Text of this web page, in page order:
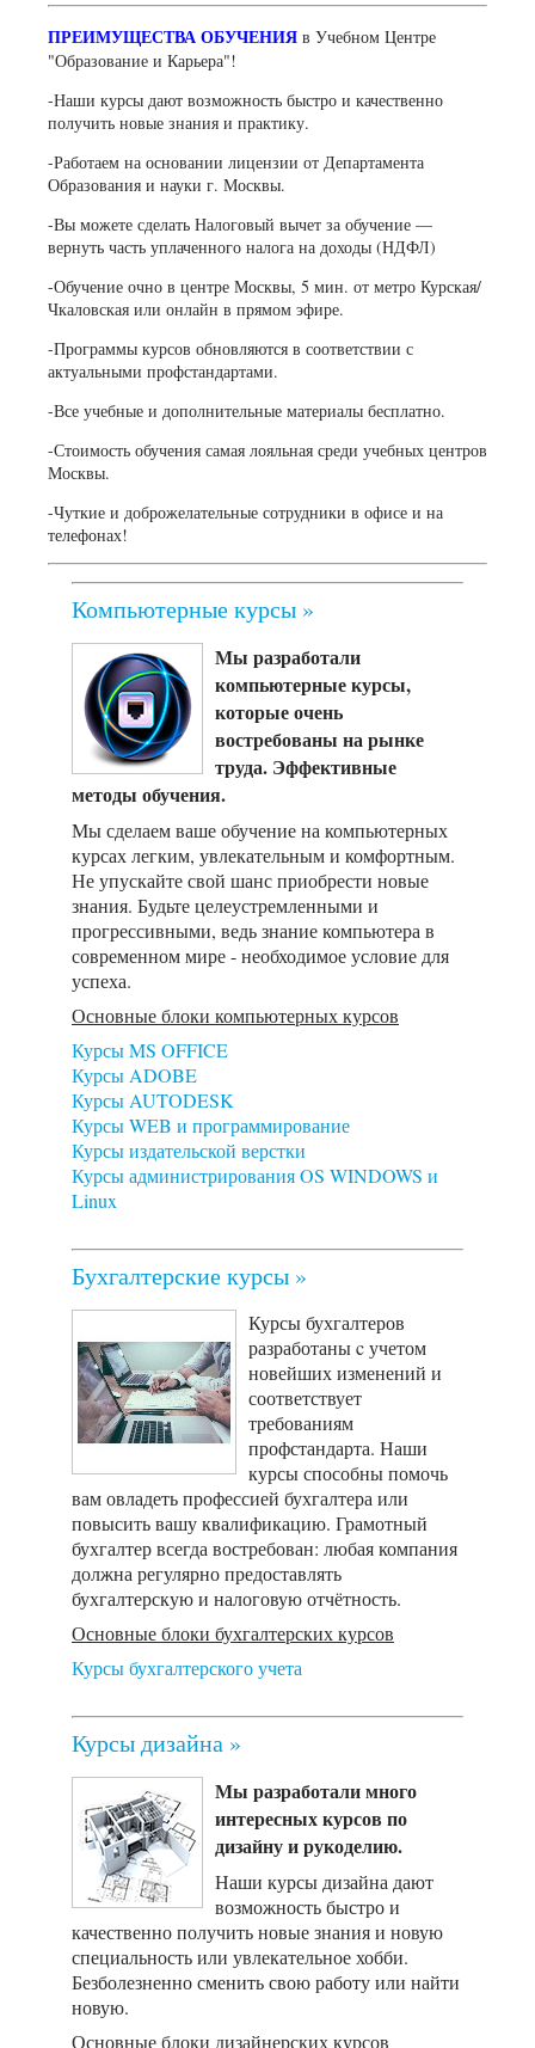
ПРЕИМУЩЕСТВА ОБУЧЕНИЯ в Учебном Центре
"Образование и Карьера"!
-Наши курсы дают возможность быстро и качественно
получить новые знания и практику.
-Работаем на основании лицензии от Департамента
Образования и науки г. Москвы.
-Вы можете сделать Налоговый вычет за обучение —
вернуть часть уплаченного налога на доходы (НДФЛ)
-Обучение очно в центре Москвы, 5 мин. от метро Курская/
Чкаловская или онлайн в прямом эфире.
-Программы курсов обновляются в соответствии с
актуальными профстандартами.
-Все учебные и дополнительные материалы бесплатно.
-Стоимость обучения самая лояльная среди учебных центров
Москвы.
-Чуткие и доброжелательные сотрудники в офисе и на
телефонах!
Компьютерные курсы »
Мы разработали
компьютерные курсы,
которые очень
востребованы на рынке
труда. Эффективные
методы обучения.
Мы сделаем ваше обучение на компьютерных
курсах легким, увлекательным и комфортным.
Не упускайте свой шанс приобрести новые
знания. Будьте целеустремленными и
прогрессивными, ведь знание компьютера в
современном мире - необходимое условие для
успеха.
Основные блоки компьютерных курсов
Курсы MS OFFICE
Курсы ADOBE
Курсы AUTODESK
Курсы WEB и программирование
Курсы издательской верстки
Курсы администрирования OS WINDOWS и
Linux
Бухгалтерские курсы »
Курсы бухгалтеров
разработаны c учетом
новейших изменений и
соответствует
требованиям
профстандарта. Наши
курсы способны помочь
вам овладеть профессией бухгалтера или
повысить вашу квалификацию. Грамотный
бухгалтер всегда востребован: любая компания
должна регулярно предоставлять
бухгалтерскую и налоговую отчётность.
Основные блоки бухгалтерских курсов
Курсы бухгалтерского учета
Курсы дизайна »
Мы разработали много
интересных курсов по
дизайну и рукоделию.
Наши курсы дизайна дают
возможность быстро и
качественно получить новые знания и новую
специальность или увлекательное хобби.
Безболезненно сменить свою работу или найти
новую.
Основные блоки дизайнерских курсов